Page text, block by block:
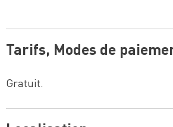
Tarifs, Modes de
Gratuit.